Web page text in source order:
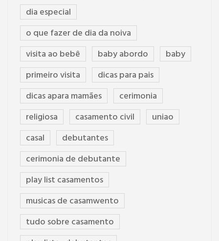
dia especial
o que fazer de dia da noiva
visita ao bebê
baby abordo
baby
primeiro visita
dicas para pais
dicas apara mamães
cerimonia
religiosa
casamento civil
uniao
casal
debutantes
cerimonia de debutante
play list casamentos
musicas de casamwento
tudo sobre casamento